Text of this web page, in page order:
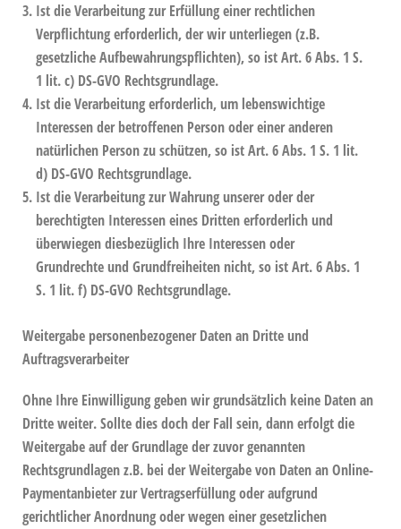
Ist die Verarbeitung zur Erfüllung einer rechtlichen
Verpflichtung erforderlich, der wir unterliegen (z.B.
gesetzliche Aufbewahrungspflichten), so ist Art. 6 Abs. 1 S.
1 lit. c) DS-GVO Rechtsgrundlage.
Ist die Verarbeitung erforderlich, um lebenswichtige
Interessen der betroffenen Person oder einer anderen
natürlichen Person zu schützen, so ist Art. 6 Abs. 1 S. 1 lit.
d) DS-GVO Rechtsgrundlage.
Ist die Verarbeitung zur Wahrung unserer oder der
berechtigten Interessen eines Dritten erforderlich und
überwiegen diesbezüglich Ihre Interessen oder
Grundrechte und Grundfreiheiten nicht, so ist Art. 6 Abs. 1
S. 1 lit. f) DS-GVO Rechtsgrundlage.
Weitergabe personenbezogener Daten an Dritte und
Auftragsverarbeiter
Ohne Ihre Einwilligung geben wir grundsätzlich keine Daten an
Dritte weiter. Sollte dies doch der Fall sein, dann erfolgt die
Weitergabe auf der Grundlage der zuvor genannten
Rechtsgrundlagen z.B. bei der Weitergabe von Daten an Online-
Paymentanbieter zur Vertragserfüllung oder aufgrund
gerichtlicher Anordnung oder wegen einer gesetzlichen